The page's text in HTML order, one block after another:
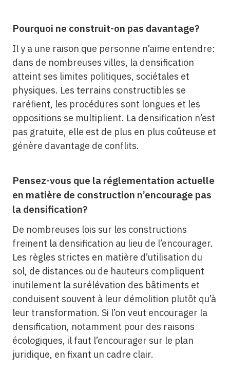
Pourquoi ne construit-on pas davantage?
Il y a une raison que personne n’aime entendre:
dans de nombreuses villes, la densification
atteint ses limites politiques, sociétales et
physiques. Les terrains constructibles se
raréfient, les procédures sont longues et les
oppositions se multiplient. La densification n’est
pas gratuite, elle est de plus en plus coûteuse et
génère davantage de conflits.
Pensez-vous que la réglementation actuelle
en matière de construction n’encourage pas
la densification?
De nombreuses lois sur les constructions
freinent la densification au lieu de l’encourager.
Les règles strictes en matière d’utilisation du
sol, de distances ou de hauteurs compliquent
inutilement la surélévation des bâtiments et
conduisent souvent à leur démolition plutôt qu’à
leur transformation. Si l’on veut encourager la
densification, notamment pour des raisons
écologiques, il faut l’encourager sur le plan
juridique, en fixant un cadre clair.